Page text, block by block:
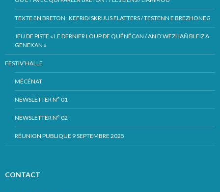
TEXTE EN BRETON : KEFRIDI SKRIJUS FLATTERS / TESTENN E BREZHONEG
JEU DE PISTE « LE DERNIER LOUP DE QUÉNÉCAN / AN D’WEZHAÑ BLEIZ A
GENEKAN »
FESTIV’HALLE
MÉCÉNAT
NEWSLETTER N° 01
NEWSLETTER N° 02
RÉUNION PUBLIQUE 9 SEPTEMBRE 2025
CONTACT